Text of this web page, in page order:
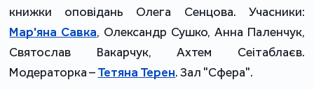
книжки оповідань Олега Сенцова. Учасники:
Мар'яна Савка, Олександр Сушко, Анна Паленчук,
Святослав Вакарчук, Ахтем Сеітаблаєв.
Модераторка –Тетяна Терен. Зал "Сфера".